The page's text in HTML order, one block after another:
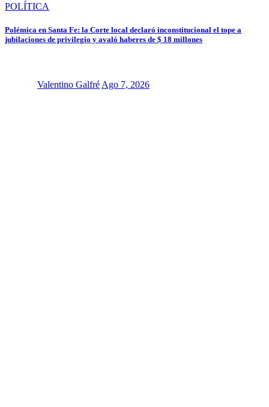
POLÍTICA
Polémica en Santa Fe: la Corte local declaró inconstitucional el tope a
jubilaciones de privilegio y avaló haberes de $ 18 millones
Valentino Galfré Ago 7, 2026